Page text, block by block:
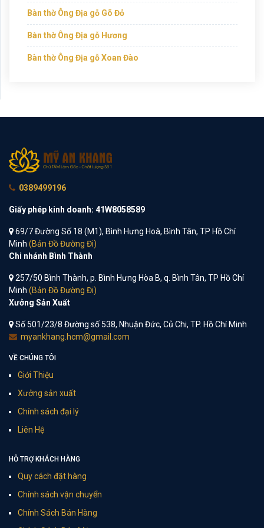
Bàn thờ Ông Địa gỗ Gõ Đỏ
Bàn thờ Ông Địa gỗ Hương
Bàn thờ Ông Địa gỗ Xoan Đào
0389499196
Giấy phép kinh doanh: 41W8058589
69/7 Đường Số 18 (M1), Bình Hưng Hoà, Bình Tân, TP Hồ Chí
Minh (Bản Đồ Đường Đi)
Chi nhánh Bình Thành
257/50 Bình Thành, p. Bình Hưng Hòa B, q. Bình Tân, TP Hồ Chí
Minh (Bản Đồ Đường Đi)
Xưởng Sản Xuất
Số 501/23/8 Đường số 538, Nhuận Đức, Củ Chi, TP. Hồ Chí Minh
myankhang.hcm@gmail.com
VỀ CHÚNG TÔI
Giới Thiệu
Xưởng sản xuất
Chính sách đại lý
Liên Hệ
HỖ TRỢ KHÁCH HÀNG
Quy cách đặt hàng
Chính sách vận chuyển
Chính Sách Bán Hàng